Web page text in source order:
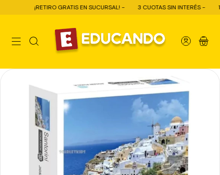
¡RETIRO GRATIS EN SUCURSAL! - 3 CUOTAS SIN INTERÉS -
0